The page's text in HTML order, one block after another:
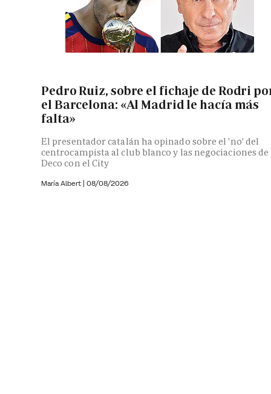
Pedro Ruiz, sobre el fichaje de Rodri
el Barcelona: «Al Madrid le hacía más
falta»
El presentador catalán ha opinado sobre el 'no' del
centrocampista al club blanco y las negociaciones de
Deco con el City
María Albert | 08/08/2026